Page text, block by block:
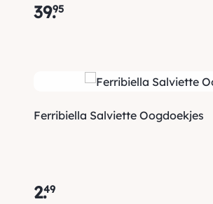
39.95
Ferribiella Salviette Oogdoekjes
2.49